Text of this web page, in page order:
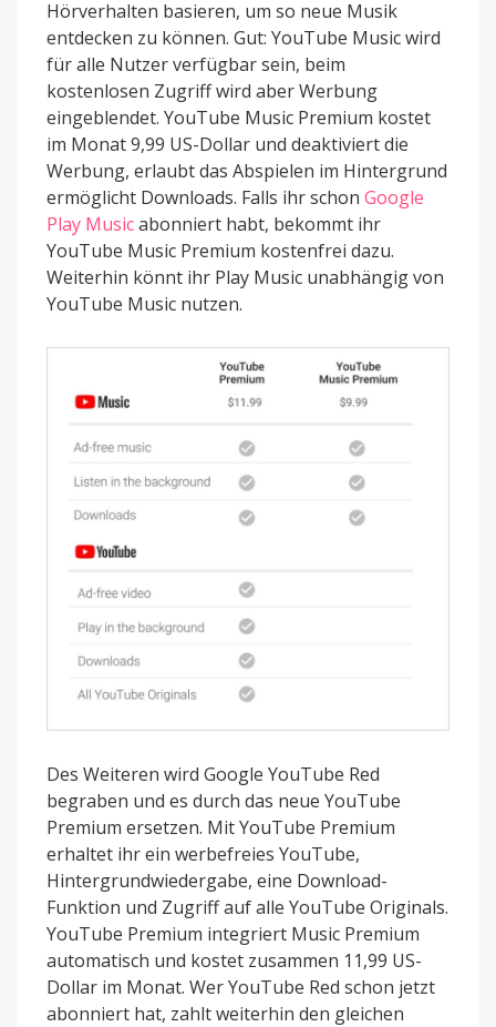
Hörverhalten basieren, um so neue Musik
entdecken zu können. Gut: YouTube Music wird
für alle Nutzer verfügbar sein, beim
kostenlosen Zugriff wird aber Werbung
eingeblendet. YouTube Music Premium kostet
im Monat 9,99 US-Dollar und deaktiviert die
Werbung, erlaubt das Abspielen im Hintergrund
ermöglicht Downloads. Falls ihr schon Google
Play Musicabonniert habt, bekommt ihr
YouTube Music Premium kostenfrei dazu.
Weiterhin könnt ihr Play Music unabhängig von
YouTube Music nutzen.
Des Weiteren wird Google YouTube Red
begraben und es durch das neue YouTube
Premium ersetzen. Mit YouTube Premium
erhaltet ihr ein werbefreies YouTube,
Hintergrundwiedergabe, eine Download-
Funktion und Zugriff auf alle YouTube Originals.
YouTube Premium integriert Music Premium
automatisch und kostet zusammen 11,99 US-
Dollar im Monat. Wer YouTube Red schon jetzt
abonniert hat, zahlt weiterhin den gleichen